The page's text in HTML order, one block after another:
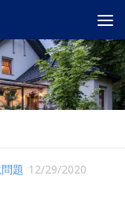
題 12/29/2020